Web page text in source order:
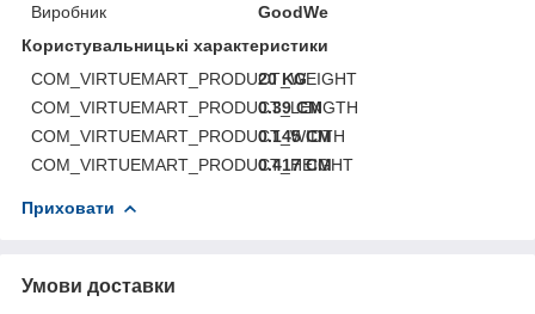
Виробник
GoodWe
Користувальницькі характеристики
COM_VIRTUEMART_PRODUCT_WEIGHT
20 KG
COM_VIRTUEMART_PRODUCT_LENGTH
0.39 CM
COM_VIRTUEMART_PRODUCT_WIDTH
0.145 CM
COM_VIRTUEMART_PRODUCT_HEIGHT
0.417 CM
Приховати
Умови доставки